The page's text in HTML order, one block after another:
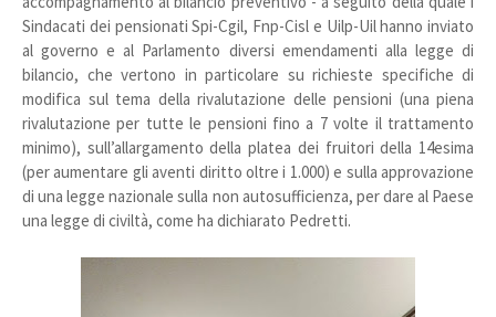
Sindacati dei pensionati Spi-Cgil, Fnp-Cisl e Uilp-Uil hanno inviato
al governo e al Parlamento diversi emendamenti alla legge di
bilancio, che vertono in particolare su richieste specifiche di
modifica sul tema della rivalutazione delle pensioni (una piena
rivalutazione per tutte le pensioni fino a 7 volte il trattamento
minimo), sull’allargamento della platea dei fruitori della 14esima
(per aumentare gli aventi diritto oltre i 1.000) e sulla approvazione
di una legge nazionale sulla non autosufficienza, per dare al Paese
una legge di civiltà, come ha dichiarato Pedretti.